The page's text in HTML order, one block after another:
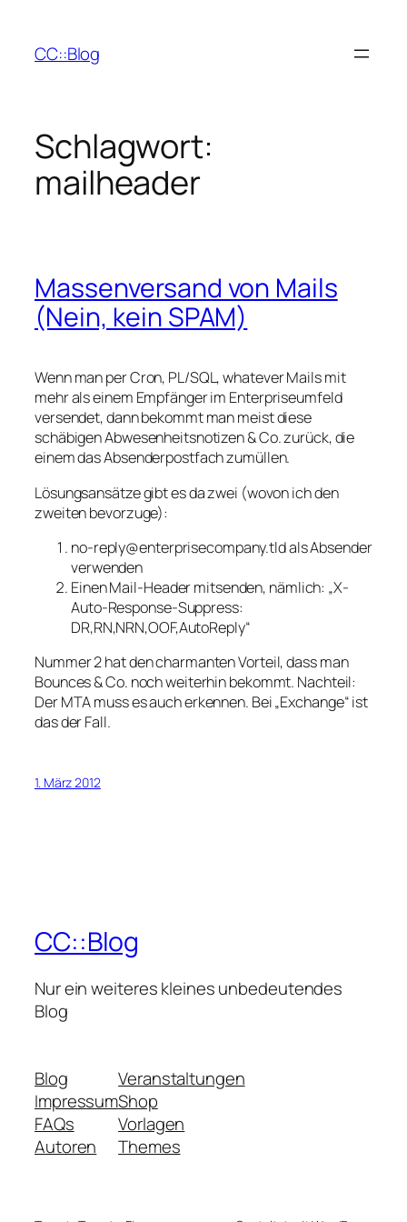
springen
CC::Blog
Schlagwort:
mailheader
Massenversand von Mails
(Nein, kein SPAM)
Wenn man per Cron, PL/SQL, whatever Mails mit
mehr als einem Empfänger im Enterpriseumfeld
versendet, dann bekommt man meist diese
schäbigen Abwesenheitsnotizen & Co. zurück, die
einem das Absenderpostfach zumüllen.
Lösungsansätze gibt es da zwei (wovon ich den
zweiten bevorzuge):
no-reply@enterprisecompany.tld als Absender
verwenden
Einen Mail-Header mitsenden, nämlich: „X-
Auto-Response-Suppress:
DR,RN,NRN,OOF,AutoReply“
Nummer 2 hat den charmanten Vorteil, dass man
Bounces & Co. noch weiterhin bekommt. Nachteil:
Der MTA muss es auch erkennen. Bei „Exchange“ ist
das der Fall.
1. März 2012
CC::Blog
Nur ein weiteres kleines unbedeutendes
Blog
Blog
Impressum
FAQs
Autoren
Veranstaltungen
Shop
Vorlagen
Themes